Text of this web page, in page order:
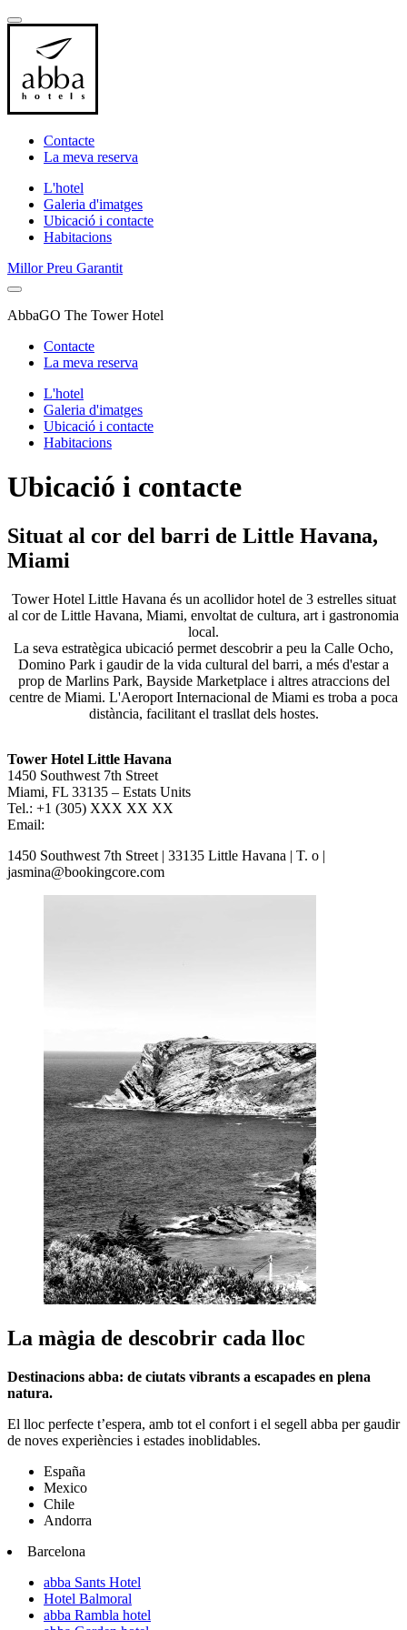
Contacte
La meva reserva
L'hotel
Galeria d'imatges
Ubicació i contacte
Habitacions
Millor Preu Garantit
AbbaGO The Tower Hotel
Contacte
La meva reserva
L'hotel
Galeria d'imatges
Ubicació i contacte
Habitacions
Ubicació i contacte
Situat al cor del barri de Little Havana,
Miami
Tower Hotel Little Havana és un acollidor hotel de 3 estrelles situat
al cor de Little Havana, Miami, envoltat de cultura, art i gastronomia
local.
La seva estratègica ubicació permet descobrir a peu la Calle Ocho,
Domino Park i gaudir de la vida cultural del barri, a més d'estar a
prop de Marlins Park, Bayside Marketplace i altres atraccions del
centre de Miami. L'Aeroport Internacional de Miami es troba a poca
distància, facilitant el trasllat dels hostes.
Tower Hotel Little Havana
1450 Southwest 7th Street
Miami, FL 33135 – Estats Units
Tel.: +1 (305) XXX XX XX
Email:
1450 Southwest 7th Street | 33135 Little Havana | T. o |
jasmina@bookingcore.com
La màgia de descobrir cada lloc
Destinacions abba: de ciutats vibrants a escapades en plena
natura.
El lloc perfecte t’espera, amb tot el confort i el segell abba per gaudir
de noves experiències i estades inoblidables.
España
Mexico
Chile
Andorra
Barcelona
abba Sants Hotel
Hotel Balmoral
abba Rambla hotel